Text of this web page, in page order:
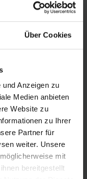
Über Cookies
Anzeigen zu
Medien anbieten
Website zu
zu Ihrer
Partner für
weiter. Unsere
mit
bereitgestellt
E-Bikes mit
ein besonderes
Er rollt
Der geringe
und höhere
hingegen glänzt
Asphalt und
HYBRID Johnny
in der Mitte, die